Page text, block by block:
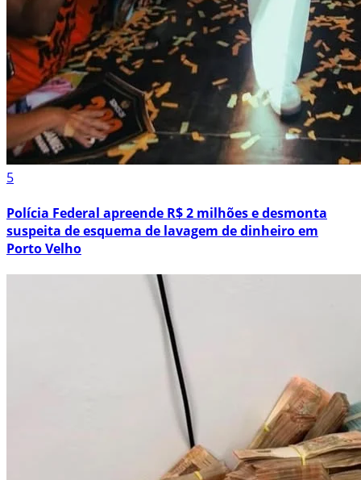
5
Polícia Federal apreende R$ 2 milhões e desmonta
suspeita de esquema de lavagem de dinheiro em
Porto Velho